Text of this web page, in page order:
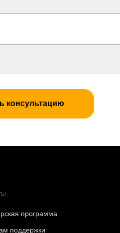
консультацию
программа
поддержки